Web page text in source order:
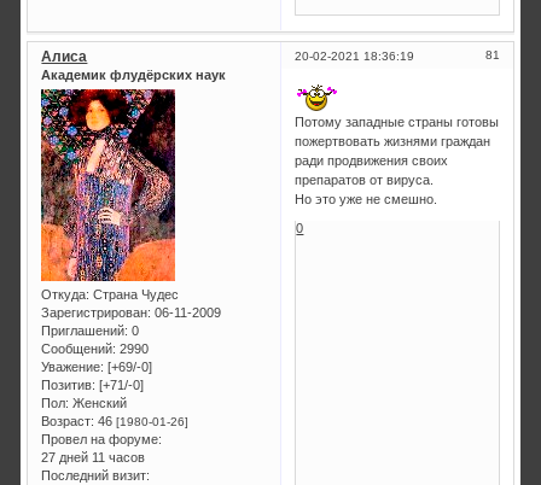
81
20-02-2021 18:36:19
Алиса
Академик флудёрских наук
Откуда: Страна Чудес
Зарегистрирован: 06-11-2009
Приглашений: 0
Сообщений: 2990
Уважение: [+69/-0]
Позитив: [+71/-0]
Пол: Женский
Возраст: 46[1980-01-26]
Провел на форуме:
27 дней 11 часов
Последний визит:
Потому западные страны готовы
пожертвовать жизнями граждан
ради продвижения своих
препаратов от вируса.
Но это уже не смешно.
0